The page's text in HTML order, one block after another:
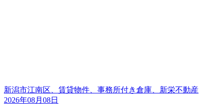
新潟市江南区、賃貸物件、事務所付き倉庫、新栄不動産
2026年08月08日